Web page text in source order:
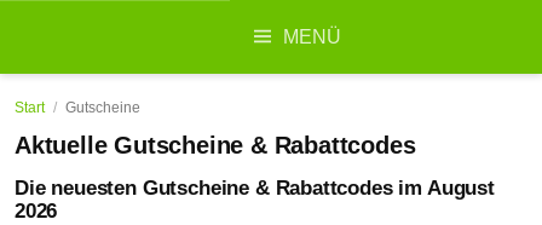
MENÜ
Start / Gutscheine
Aktuelle Gutscheine & Rabattcodes
Die neuesten Gutscheine & Rabattcodes im August
2026